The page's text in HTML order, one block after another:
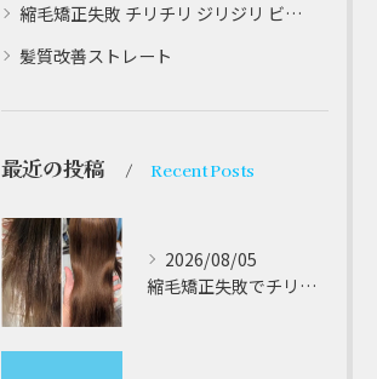
縮毛矯正失敗 チリチリ ジリジリ ビビり直し専門
髪質改善ストレート
最近の投稿 Recent Posts
2026/08/05
縮毛矯正失敗でチリチリジリジリの髪をビビり直し専門が丁寧に修復する方法解説